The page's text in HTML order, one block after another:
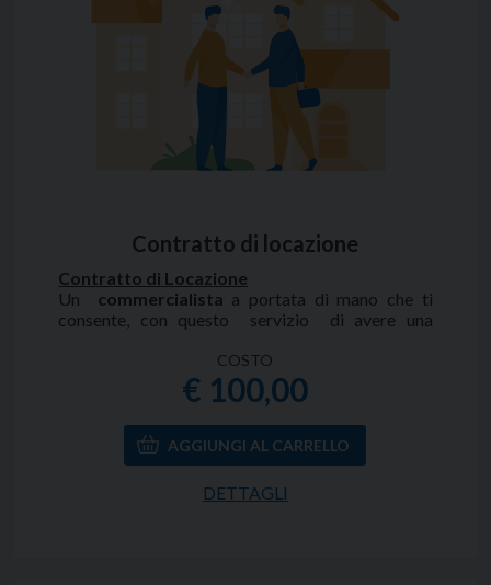
Contratto di locazione
Contratto di Locazione
Un commercialista a portata di mano che ti
consente, con questo servizio di avere una
redazione e registrazione di un contratto di
locazione di qualsiasi genere.
Con questo servizio fiscoeasy,
commercialista on line, sarà in grado di darti
informazioni sulle disposizioni relative alle
locazioni.
Il contratto di locazione va redatto e registrato
presso l’Agenzia delle Entrate ogni qualvolta si
COSTO
€ 100,00
DETTAGLI